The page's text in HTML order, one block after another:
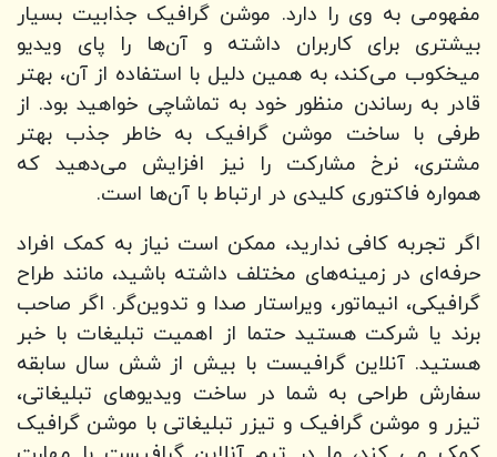
مفهومی به وی را دارد. موشن گرافیک جذابیت بسیار
بیشتری برای کاربران داشته و آن‌ها را پای ویدیو
میخکوب می‌کند، به همین دلیل با استفاده از آن، بهتر
قادر به رساندن منظور خود به تماشاچی خواهید بود. از
طرفی با ساخت موشن گرافیک به خاطر جذب بهتر
مشتری، نرخ مشارکت را نیز افزایش می‌دهید که
همواره فاکتوری کلیدی در ارتباط با آن‌ها است.
اگر تجربه کافی ندارید، ممکن است نیاز به کمک افراد
حرفه‌ای در زمینه‌های مختلف داشته باشید، مانند طراح
گرافیکی، انیماتور، ویراستار صدا و تدوین‌گر. اگر صاحب
برند یا شرکت هستید حتما از اهمیت تبلیغات با خبر
هستید. آنلاین گرافیست با بیش از شش سال سابقه
سفارش طراحی به شما در ساخت ویدیوهای تبلیغاتی،
تیزر و موشن گرافیک و تیزر تبلیغاتی با موشن گرافیک